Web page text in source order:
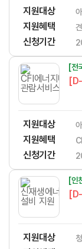
지원대상
지원혜택
신청기간
[전
지원대상
지원혜택
신청기간
[인
지원대상